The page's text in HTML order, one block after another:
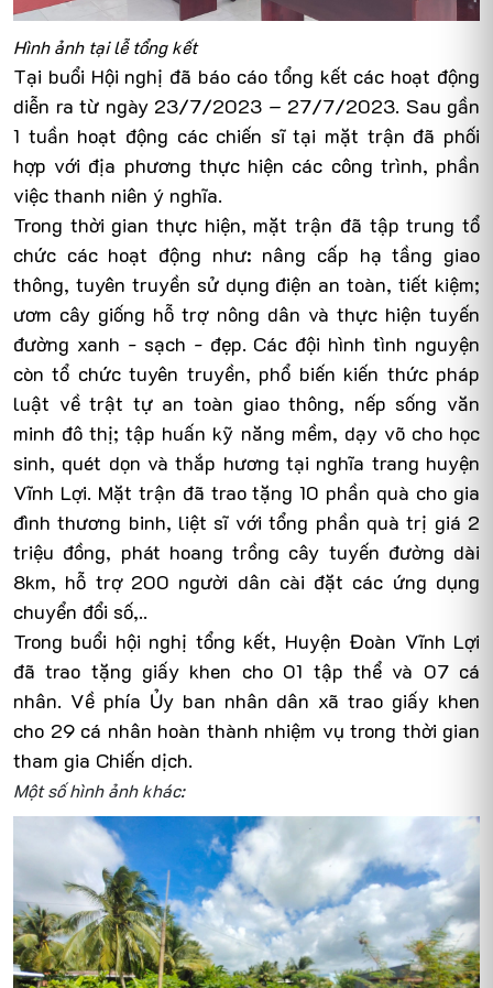
Hình ảnh tại lễ tổng kết
Tại buổi Hội nghị đã báo cáo tổng kết các hoạt động
diễn ra từ ngày 23/7/2023 – 27/7/2023. Sau gần
1 tuần hoạt động các chiến sĩ tại mặt trận đã phối
hợp với địa phương thực hiện các công trình, phần
việc thanh niên ý nghĩa.
Trong thời gian thực hiện, mặt trận đã tập trung tổ
chức các hoạt động như: nâng cấp hạ tầng giao
thông, tuyên truyền sử dụng điện an toàn, tiết kiệm;
ươm cây giống hỗ trợ nông dân và thực hiện tuyến
đường xanh - sạch - đẹp. Các đội hình tình nguyện
còn tổ chức tuyên truyền, phổ biến kiến thức pháp
luật về trật tự an toàn giao thông, nếp sống văn
minh đô thị; tập huấn kỹ năng mềm, dạy võ cho học
sinh, quét dọn và thắp hương tại nghĩa trang huyện
Vĩnh Lợi. Mặt trận đã trao tặng 10 phần quà cho gia
đình thương binh, liệt sĩ với tổng phần quà trị giá 2
triệu đồng, phát hoang trồng cây tuyến đường dài
8km, hỗ trợ 200 người dân cài đặt các ứng dụng
chuyển đổi số,..
Trong buổi hội nghị tổng kết, Huyện Đoàn Vĩnh Lợi
đã trao tặng giấy khen cho 01 tập thể và 07 cá
nhân. Về phía Ủy ban nhân dân xã trao giấy khen
cho 29 cá nhân hoàn thành nhiệm vụ trong thời gian
tham gia Chiến dịch.
Một số hình ảnh khác: